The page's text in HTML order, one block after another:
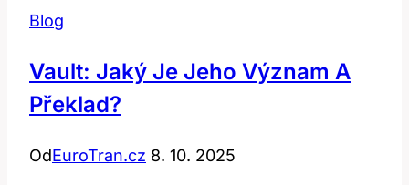
Blog
Vault: Jaký Je Jeho Význam A
Překlad?
OdEuroTran.cz 8. 10. 2025